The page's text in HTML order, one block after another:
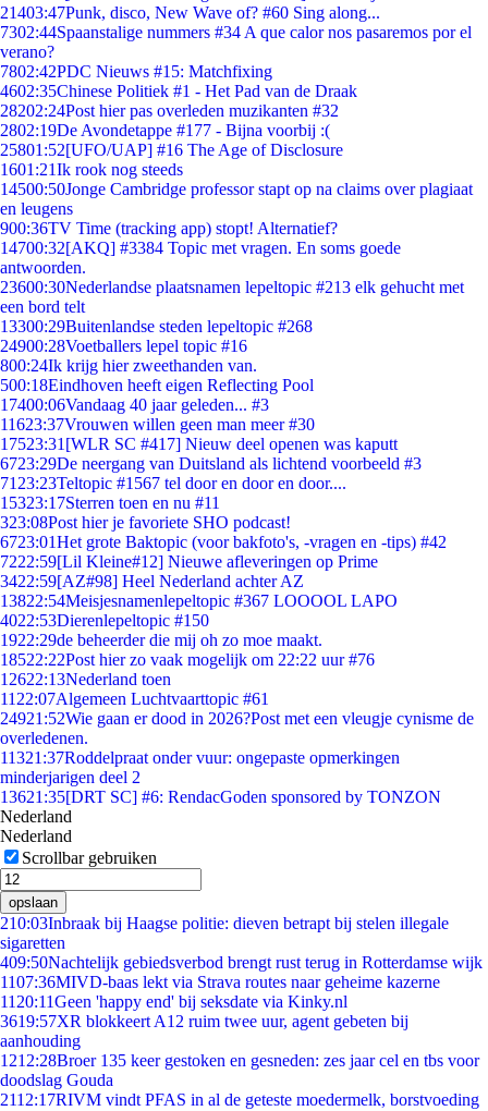
21403:47Punk, disco, New Wave of? #60 Sing along...
7302:44Spaanstalige nummers #34 A que calor nos pasaremos por el
verano?
7802:42PDC Nieuws #15: Matchfixing
4602:35Chinese Politiek #1 - Het Pad van de Draak
28202:24Post hier pas overleden muzikanten #32
2802:19De Avondetappe #177 - Bijna voorbij :(
25801:52[UFO/UAP] #16 The Age of Disclosure
1601:21Ik rook nog steeds
14500:50Jonge Cambridge professor stapt op na claims over plagiaat
en leugens
900:36TV Time (tracking app) stopt! Alternatief?
14700:32[AKQ] #3384 Topic met vragen. En soms goede
antwoorden.
23600:30Nederlandse plaatsnamen lepeltopic #213 elk gehucht met
een bord telt
13300:29Buitenlandse steden lepeltopic #268
24900:28Voetballers lepel topic #16
800:24Ik krijg hier zweethanden van.
500:18Eindhoven heeft eigen Reflecting Pool
17400:06Vandaag 40 jaar geleden... #3
11623:37Vrouwen willen geen man meer #30
17523:31 [WLR SC #417] Nieuw deel openen was kaputt
6723:29De neergang van Duitsland als lichtend voorbeeld #3
71 23:23Teltopic #1567 tel door en door en door....
15323:17Sterren toen en nu #11
323:08Post hier je favoriete SHO podcast!
6723:01Het grote Baktopic (voor bakfoto's, -vragen en -tips) #42
7222:59[Lil Kleine#12] Nieuwe afleveringen op Prime
3422:59[AZ#98] Heel Nederland achter AZ
13822:54Meisjesnamenlepeltopic #367 LOOOOL LAPO
4022:53Dierenlepeltopic #150
1922:29de beheerder die mij oh zo moe maakt.
18522:22Post hier zo vaak mogelijk om 22:22 uur #76
12622:13Nederland toen
11 22:07Algemeen Luchtvaarttopic #61
24921:52Wie gaan er dood in 2026?Post met een vleugje cynisme de
overledenen.
11321:37Roddelpraat onder vuur: ongepaste opmerkingen
minderjarigen deel 2
13621:35[DRT SC] #6: RendacGoden sponsored by TONZON
Nederland
Nederland
Scrollbar gebruiken
opslaan
210:03Inbraak bij Haagse politie: dieven betrapt bij stelen illegale
sigaretten
409:50Nachtelijk gebiedsverbod brengt rust terug in Rotterdamse wijk
1107:36MIVD-baas lekt via Strava routes naar geheime kazerne
11 20:11Geen 'happy end' bij seksdate via Kinky.nl
3619:57XR blokkeert A12 ruim twee uur, agent gebeten bij
aanhouding
1212:28Broer 135 keer gestoken en gesneden: zes jaar cel en tbs voor
doodslag Gouda
2112:17RIVM vindt PFAS in al de geteste moedermelk, borstvoeding